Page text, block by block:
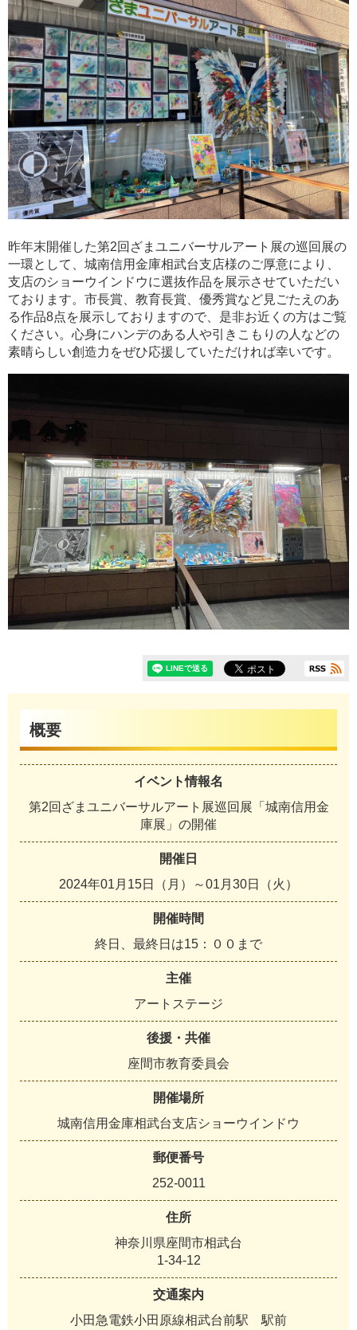
昨年末開催した第2回ざまユニバーサルアート展の巡回展の
一環として、城南信用金庫相武台支店様のご厚意により、
支店のショーウインドウに選抜作品を展示させていただい
ております。市長賞、教育長賞、優秀賞など見ごたえのあ
る作品8点を展示しておりますので、是非お近くの方はご覧
ください。心身にハンデのある人や引きこもりの人などの
素晴らしい創造力をぜひ応援していただければ幸いです。
概要
イベント情報名
第2回ざまユニバーサルアート展巡回展「城南信用金
庫展」の開催
開催日
2024年01月15日（月）～01月30日（火）
開催時間
終日、最終日は15：００まで
主催
アートステージ
後援・共催
座間市教育委員会
開催場所
城南信用金庫相武台支店ショーウインドウ
郵便番号
252-0011
住所
神奈川県座間市相武台
1-34-12
交通案内
小田急電鉄小田原線相武台前駅 駅前